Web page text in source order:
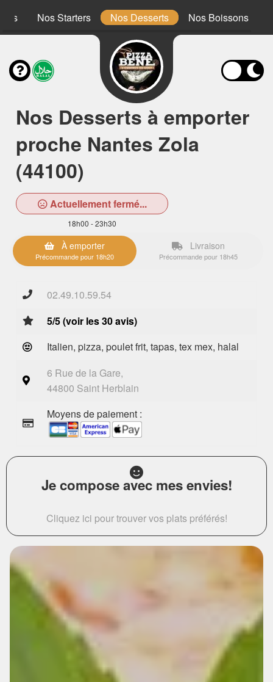
Nos Starters Nos Desserts Nos Boissons
Nos Desserts à emporter
proche Nantes Zola
(44100)
Actuellement fermé...
18h00 - 23h30
À emporter
Précommande pour 18h20
Livraison
Précommande pour 18h45
02.49.10.59.54
5/5 (voir les 30 avis)
Italien, pizza, poulet frit, tapas, tex mex, halal
6 Rue de la Gare,
44800 Saint Herblain
Moyens de paiement :
Je compose avec mes envies!
Cliquez ici pour trouver vos plats préférés!